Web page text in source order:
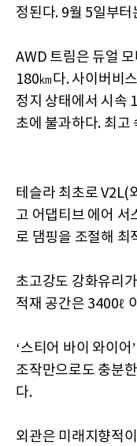
정된다. 9월 5일부
AWD 트림은 듀얼
180㎞다. 사이버비
정지 상태에서 시속
초에 불과하다. 최고
테슬라 최초로 V2L(
고 어댑티브 에어 서
로 댐핑을 조절해 최
초고강도 강화유리
적재 공간은 3400ℓ
‘스티어 바이 와이
조작만으로도 충분
다.
외관은 미래지향적